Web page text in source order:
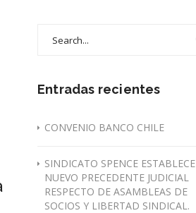
Entradas recientes
CONVENIO BANCO CHILE
SINDICATO SPENCE ESTABLECE
NUEVO PRECEDENTE JUDICIAL
RESPECTO DE ASAMBLEAS DE
SOCIOS Y LIBERTAD SINDICAL.